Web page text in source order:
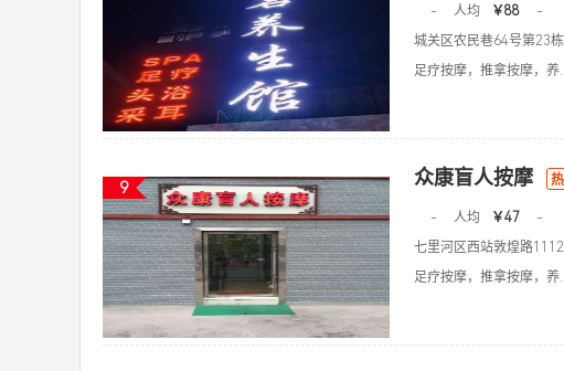
- 人均 ￥88
-
城关区农民巷64号第23
足疗按摩，推拿按摩，养
9 众康盲人按摩 热
- 人均 ￥47
-
七里河区西站敦煌路
足疗按摩，推拿按摩，养